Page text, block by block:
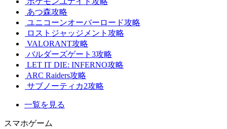
あつ森攻略
ユニコーンオーバーロード攻略
ロストジャッジメント攻略
VALORANT攻略
バルダーズゲート3攻略
LET IT DIE: INFERNO攻略
ARC Raiders攻略
サブノーティカ2攻略
一覧を見る
スマホゲーム